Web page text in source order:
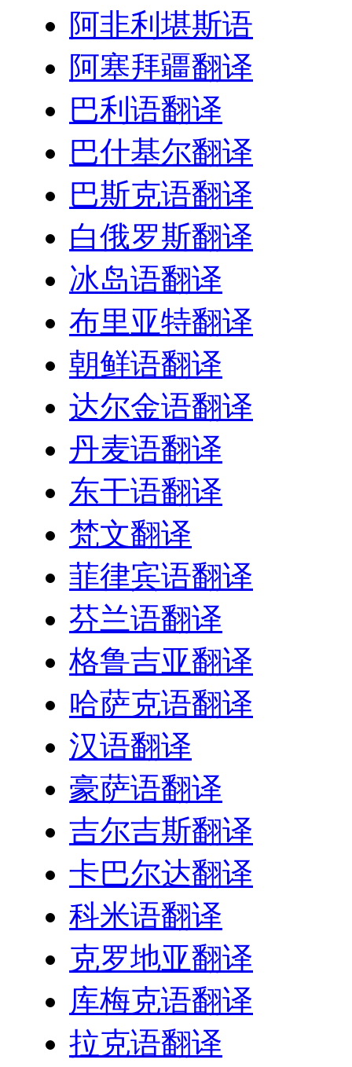
阿非利堪斯语
阿塞拜疆翻译
巴利语翻译
巴什基尔翻译
巴斯克语翻译
白俄罗斯翻译
冰岛语翻译
布里亚特翻译
朝鲜语翻译
达尔金语翻译
丹麦语翻译
东干语翻译
梵文翻译
菲律宾语翻译
芬兰语翻译
格鲁吉亚翻译
哈萨克语翻译
汉语翻译
豪萨语翻译
吉尔吉斯翻译
卡巴尔达翻译
科米语翻译
克罗地亚翻译
库梅克语翻译
拉克语翻译